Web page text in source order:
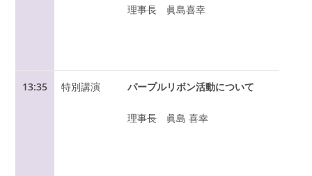
理事長 眞島喜幸
13:35 特別講演 パープルリボン活動について
理事長 眞島 喜幸